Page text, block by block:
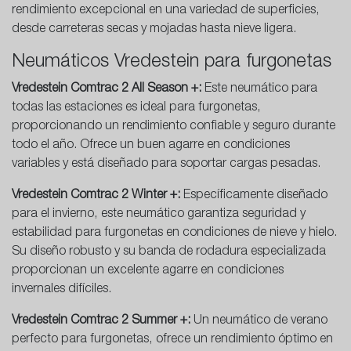
rendimiento excepcional en una variedad de superficies,
desde carreteras secas y mojadas hasta nieve ligera.
Neumáticos Vredestein para furgonetas
Vredestein Comtrac 2 All Season +: Este neumático para
todas las estaciones es ideal para furgonetas,
proporcionando un rendimiento confiable y seguro durante
todo el año. Ofrece un buen agarre en condiciones
variables y está diseñado para soportar cargas pesadas.
Vredestein Comtrac 2 Winter +: Específicamente diseñado
para el invierno, este neumático garantiza seguridad y
estabilidad para furgonetas en condiciones de nieve y hielo.
Su diseño robusto y su banda de rodadura especializada
proporcionan un excelente agarre en condiciones
invernales difíciles.
Vredestein Comtrac 2 Summer +: Un neumático de verano
perfecto para furgonetas, ofrece un rendimiento óptimo en